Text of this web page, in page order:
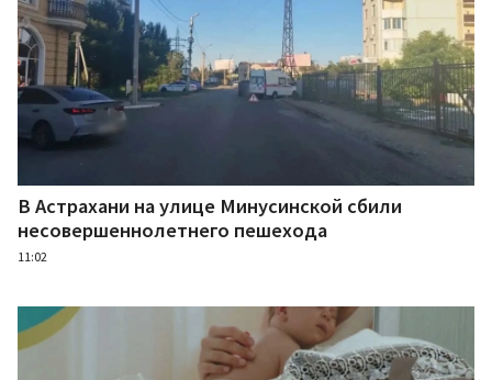
В Астрахани на улице Минусинской сбили
несовершеннолетнего пешехода
11:02